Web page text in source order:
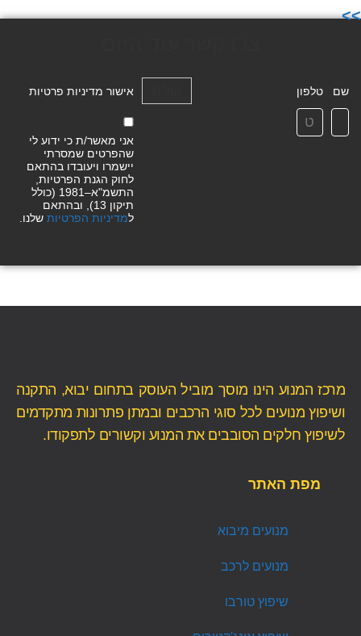
>>
שם טלפון אישור מדיניות פרטיות
אני מאשר/ת כי ידוע לי
שהפרטים שמסרתי
יישמרו ויעובדו בהתאם
לחוק הגנת הפרטיות,
התשמ"א–1981 (כולל
תיקון 13), ובהתאם
למדיניות הפרטיות שלנו.
מרכז המנוע הינו מוסך מוביל העוסק בתחום יבוא, התקנה
ושיפוץ מנועים לכל סוגי הרכבים ובמתן פתרונות מתקדמים
לשיפוץ חלקים הסובבים את המנוע וקשורים לתפקודו.
מפת האתר
מנועים מיבוא
מנועים לרכב
שיפוץ טורבו